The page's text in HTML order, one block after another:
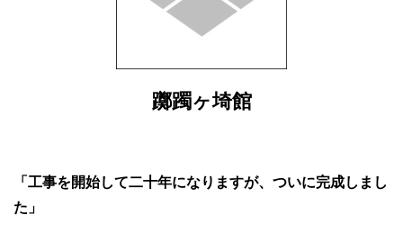
躑躅ヶ埼館
「工事を開始して二十年になりますが、ついに完成しまし
た」